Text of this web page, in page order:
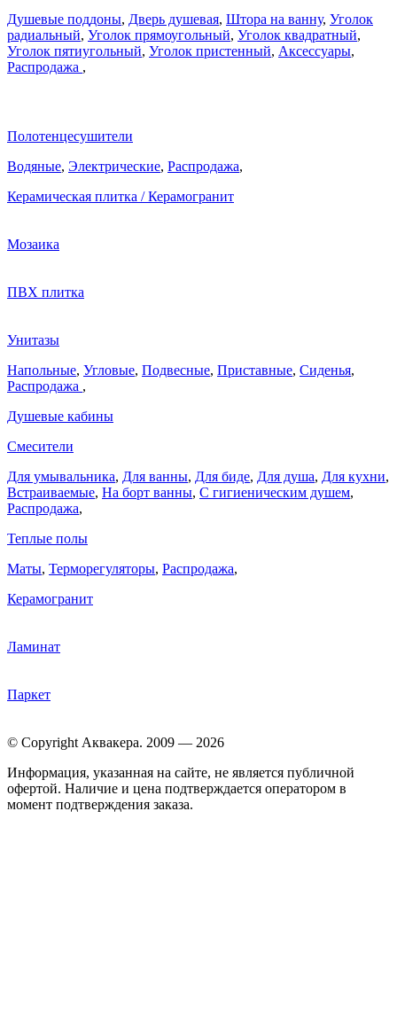
Душевые поддоны, Дверь душевая, Штора на ванну, Уголок
радиальный, Уголок прямоугольный, Уголок квадратный,
Уголок пятиугольный, Уголок пристенный, Аксессуары,
Распродажа ,
Полотенцесушители
Водяные, Электрические, Распродажа,
Керамическая плитка / Керамогранит
Мозаика
ПВХ плитка
Унитазы
Напольные, Угловые, Подвесные, Приставные, Сиденья,
Распродажа ,
Душевые кабины
Смесители
Для умывальника, Для ванны, Для биде, Для душа, Для кухни,
Встраиваемые, На борт ванны, C гигиеническим душем,
Распродажа,
Теплые полы
Маты, Терморегуляторы, Распродажа,
Керамогранит
Ламинат
Паркет
© Copyright Аквакера. 2009 — 2026
Информация, указанная на сайте, не является публичной
офертой. Наличие и цена подтверждается оператором в
момент подтверждения заказа.